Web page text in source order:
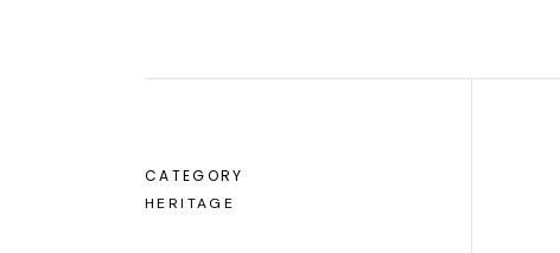
CATEGORY
HERITAGE